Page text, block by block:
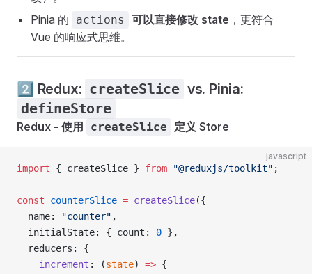
Pinia 的
actions 可以直接修改 state ，更符合
Vue 的响应式思维。
2️⃣ Redux: createSlice vs. Pinia:
defineStore
Redux - 使用 createSlice 定义 Store
javascript
import { createSlice } from "@reduxjs/toolkit" ;
const counterSlice = createSlice({
  name:
"counter" ,
  initialState: { count:
0 },
  reducers: {
    increment
: (state) => {